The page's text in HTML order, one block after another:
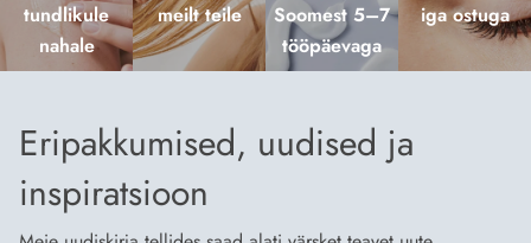
tundlikule
nahale
meilt teile
Soomest 5–7
tööpäevaga
iga ostuga
Eripakkumised, uudised ja
inspiratsioon